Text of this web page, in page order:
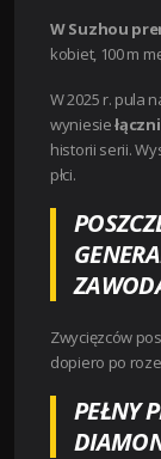
W Suzhou
kobiet, 100 m
W 2025 r. pula
wyniesie
historii serii.
płci.
Zwycięzców
dopiero po
PEŁNY